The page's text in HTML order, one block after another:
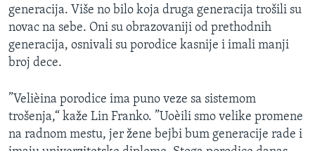
generacija. Više no bilo koja druga generacija trošili su
novac na sebe. Oni su obrazovaniji od prethodnih
generacija, osnivali su porodice kasnije i imali manji
broj dece.
”Velièina porodice ima puno veze sa sistemom
trošenja,“ kaže Lin Franko. ”Uoèili smo velike promene
na radnom mestu, jer žene bejbi bum generacije rade i